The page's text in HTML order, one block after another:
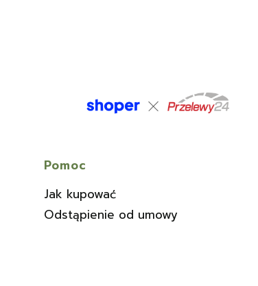
Linki w stopce
Pomoc
Jak kupować
Odstąpienie od umowy